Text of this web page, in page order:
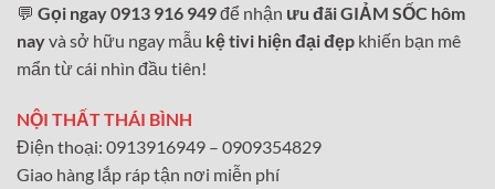
💬 Gọi ngay 0913 916 949để nhận ưu đãi GIẢM SỐC hôm
nayvà sở hữu ngay mẫu kệ tivi hiện đại đẹp khiến bạn mê
mẩn từ cái nhìn đầu tiên!
NỘI THẤT THÁI BÌNH
Điện thoại: 0913916949 – 0909354829
Giao hàng lắp ráp tận nơi miễn phí